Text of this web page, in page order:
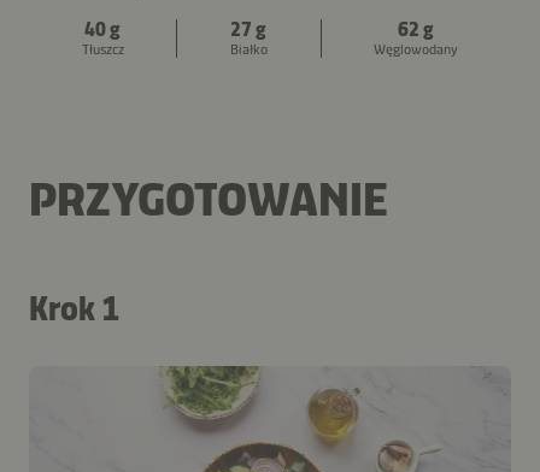
40 g
Tłuszcz
27 g
Białko
62 g
Węglowodany
PRZYGOTOWANIE
Krok 1